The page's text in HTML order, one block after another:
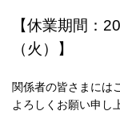
【休業期間：
（火）】
関係者の皆さまには
よろしくお願い申し